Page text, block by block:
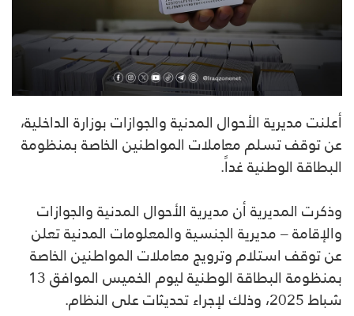
أعلنت مديرية الأحوال المدنية والجوازات بوزارة الداخلية،
عن توقف تسلم معاملات المواطنين الخاصة بمنظومة
البطاقة الوطنية غداً.
وذكرت المديرية أن مديرية الأحوال المدنية والجوازات
والإقامة – مديرية الجنسية والمعلومات المدنية تعلن
عن توقف استلام وترويج معاملات المواطنين الخاصة
بمنظومة البطاقة الوطنية ليوم الخميس الموافق 13
شباط 2025، وذلك لإجراء تحديثات على النظام.